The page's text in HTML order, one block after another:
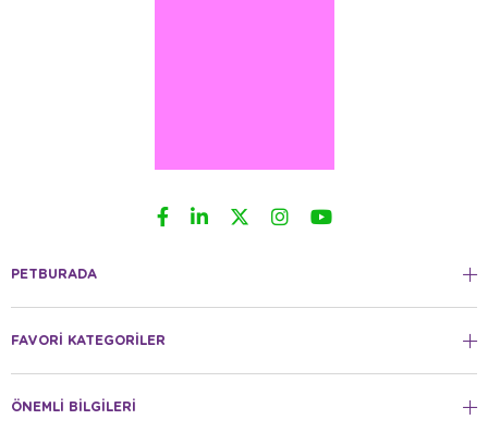
PETBURADA
FAVORİ KATEGORİLER
ÖNEMLİ BİLGİLERİ